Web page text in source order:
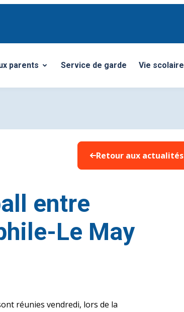
parents
sous-menu Service de garde Vie scolaire
Retour aux actualités
entre
Le May
réunies vendredi, lors de la